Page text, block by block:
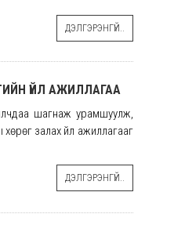
ДЭЛГЭРЭНГҮЙ..
ҮЙЛ АЖИЛЛАГАА
шагнаж урамшуулж,
залах үйл ажиллагааг
ДЭЛГЭРЭНГҮЙ..